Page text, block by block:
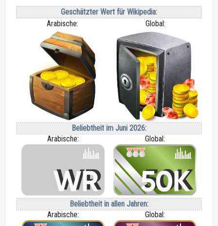
Geschätzter Wert für Wikipedia:
Arabische:
Global:
Beliebtheit im Juni 2026:
Arabische:
Global:
Beliebtheit in allen Jahren:
Arabische:
Global: